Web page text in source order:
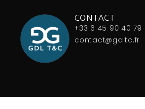
CONTACT
+33 6 45 90 40 79
contact@gdltc.fr